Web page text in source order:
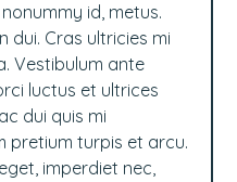
id, metus.
dui. Cras ultricies mi
Vestibulum ante
luctus et ultrices
dui quis mi
pretium turpis et arcu.
imperdiet nec,